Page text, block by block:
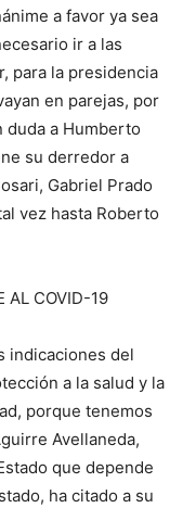
a favor ya sea
ir a las
para la presidencia
en parejas, por
duda a Humberto
su derredor a
Gabriel Prado
vez hasta Roberto
AL COVID-19
indicaciones del
a la salud y la
porque tenemos
Avellaneda,
que depende
ha citado a su